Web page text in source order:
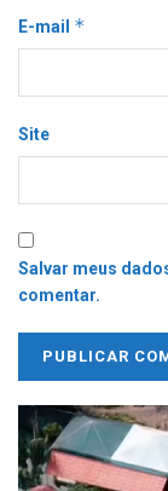
E-mail *
Site
Salvar meus
comentar.
Tocador
de
vídeo